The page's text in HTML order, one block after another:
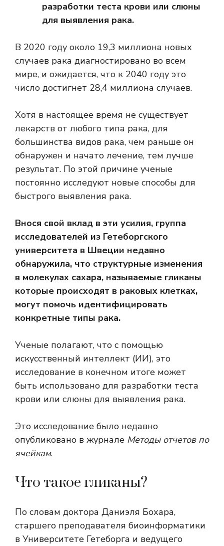
разработки теста крови или слюны
для выявления рака.
В 2020 году около 19,3 миллиона новых
случаев рака диагностировано во всем
мире, и ожидается, что к 2040 году это
число достигнет 28,4 миллиона случаев.
Хотя в настоящее время не существует
лекарств от любого типа рака, для
большинства видов рака, чем раньше он
обнаружен и начато лечение, тем лучше
результат. По этой причине ученые
постоянно исследуют новые способы для
быстрого выявления рака.
Внося свой вклад в эти усилия, группа
исследователей из Гетеборгского
университета в Швеции недавно
обнаружила, что структурные изменения
в молекулах сахара, называемые гликаны
которые происходят в раковых клетках,
могут помочь идентифицировать
конкретные типы рака.
Ученые полагают, что с помощью
искусственный интеллект (ИИ), это
исследование в конечном итоге может
быть использовано для разработки теста
крови или слюны для выявления рака.
Это исследование было недавно
опубликовано в журнале Методы отчетов по
ячейкам.
Что такое гликаны?
По словам доктора Даниэля Бохара,
старшего преподавателя биоинформатики
в Университете Гетеборга и ведущего